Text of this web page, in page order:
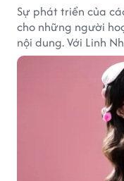
Sự phát triển của
cho những người
nội dung. Với Linh
triển nội dung trên
các dự án truyền
đồng. Hiện cô hoạt
lifestyle và fashion,
trình, sự kiện liên